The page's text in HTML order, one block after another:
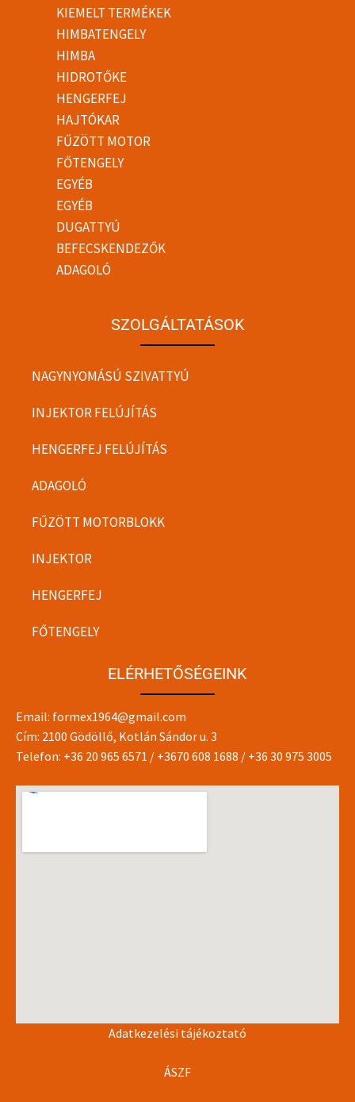
KIEMELT TERMÉKEK
HIMBATENGELY
HIMBA
HIDROTŐKE
HENGERFEJ
HAJTÓKAR
FŰZÖTT MOTOR
FŐTENGELY
EGYÉB
EGYÉB
DUGATTYÚ
BEFECSKENDEZŐK
ADAGOLÓ
SZOLGÁLTATÁSOK
NAGYNYOMÁSÚ SZIVATTYÚ
INJEKTOR FELÚJÍTÁS
HENGERFEJ FELÚJÍTÁS
ADAGOLÓ
FŰZÖTT MOTORBLOKK
INJEKTOR
HENGERFEJ
FŐTENGELY
ELÉRHETŐSÉGEINK
Email: formex1964@gmail.com
Cím: 2100 Gödöllő, Kotlán Sándor u. 3
Telefon: +36 20 965 6571 / +3670 608 1688 / +36 30 975 3005
Adatkezelési tájékoztató
ÁSZF